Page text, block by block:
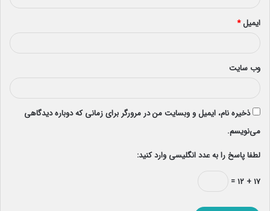
ایمیل*
وب‌ سایت
ذخیره نام، ایمیل و وبسایت من در مرورگر برای زمانی که دوباره دیدگاهی
می‌نویسم.
لطفا پاسخ را به عدد انگلیسی وارد کنید:
۱۷ + ۱۲ =